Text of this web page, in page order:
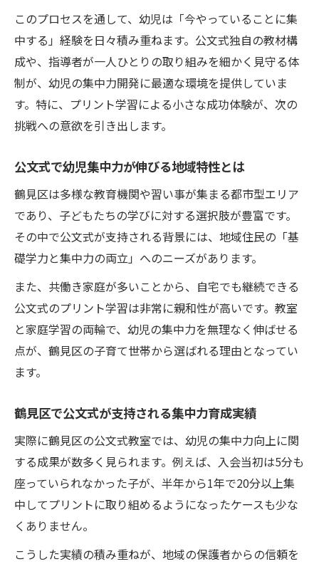
このプロセスを通して、幼児は「今やっていることに集
中する」経験を日々積み重ねます。公文式独自の教材構
成や、指導者が一人ひとりの取り組みを細かく見守る体
制が、幼児の集中力開発に最適な環境を提供していま
す。特に、プリント学習による小さな成功体験が、次の
挑戦への意欲を引き出します。
公文式で幼児集中力が伸びる地域特性とは
鶴見区は多様な教育機関や習い事が集まる都市型エリア
であり、子どもたちの学びに対する選択肢が豊富です。
その中で公文式が支持される背景には、地域住民の「基
礎学力と集中力の両立」へのニーズがあります。
また、共働き家庭が多いことから、自宅でも継続できる
公文式のプリント学習は非常に親和性が高いです。教室
と家庭学習の両輪で、幼児の集中力を無理なく伸ばせる
点が、鶴見区の子育て世帯から選ばれる理由となってい
ます。
鶴見区で公文式が支持される集中力育成実績
実際に鶴見区の公文式教室では、幼児の集中力向上に関
する成果が数多く見られます。例えば、入会当初は5分も
座っていられなかった子が、半年から1年で20分以上集
中してプリントに取り組めるようになったケースも少な
くありません。
こうした実績の積み重ねが、地域の保護者からの信頼を